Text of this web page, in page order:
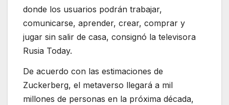
donde los usuarios podrán trabajar,
comunicarse, aprender, crear, comprar y
jugar sin salir de casa, consignó la televisora
Rusia Today.
De acuerdo con las estimaciones de
Zuckerberg, el metaverso llegará a mil
millones de personas en la próxima década,